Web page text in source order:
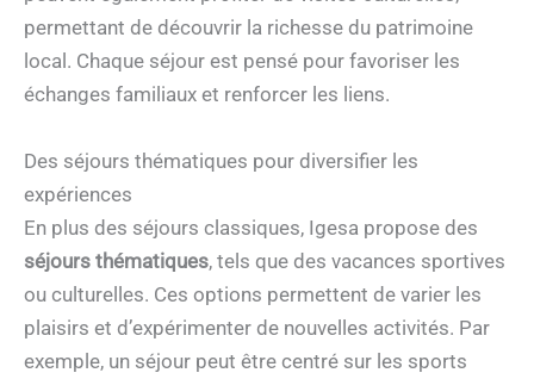
permettant de découvrir la richesse du patrimoine
local. Chaque séjour est pensé pour favoriser les
échanges familiaux et renforcer les liens.
Des séjours thématiques pour diversifier les
expériences
En plus des séjours classiques, Igesa propose des
séjours thématiques, tels que des vacances sportives
ou culturelles. Ces options permettent de varier les
plaisirs et d’expérimenter de nouvelles activités. Par
exemple, un séjour peut être centré sur les sports